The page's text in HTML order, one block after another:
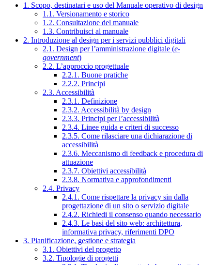
1. Scopo, destinatari e uso del Manuale operativo di design
1.1. Versionamento e storico
1.2. Consultazione del manuale
1.3. Contribuisci al manuale
2. Introduzione al design per i servizi pubblici digitali
2.1. Design per l’amministrazione digitale (e-
government)
2.2. L’approccio progettuale
2.2.1. Buone pratiche
2.2.2. Principi
2.3. Accessibilità
2.3.1. Definizione
2.3.2. Accessibilità by design
2.3.3. Principi per l’accessibilità
2.3.4. Linee guida e criteri di successo
2.3.5. Come rilasciare una dichiarazione di
accessibilità
2.3.6. Meccanismo di feedback e procedura di
attuazione
2.3.7. Obiettivi accessibilità
2.3.8. Normativa e approfondimenti
2.4. Privacy
2.4.1. Come rispettare la privacy sin dalla
progettazione di un sito o servizio digitale
2.4.2. Richiedi il consenso quando necessario
2.4.3. Le basi del sito web: architettura,
informativa privacy, riferimenti DPO
3. Pianificazione, gestione e strategia
3.1. Obiettivi del progetto
3.2. Tipologie di progetti